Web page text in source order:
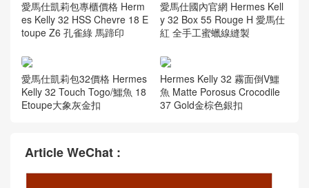
愛馬仕凱莉包專櫃價格 Herm
es Kelly 32 HSS Chevre 18 E
toupe Z6 孔雀綠 馬蹄印
愛馬仕國內官網 Hermes Kell
y 32 Box 55 Rouge H 愛馬仕
紅 全手工蜜蠟線縫製
愛馬仕凱莉包32價格 Hermes
Kelly 32 Touch Togo/鱷魚 18
Etoupe大象灰金扣
Hermes Kelly 32 霧面倒V鱷
魚 Matte Porosus Crocodile
37 Gold金棕色銀扣
Article WeChat :